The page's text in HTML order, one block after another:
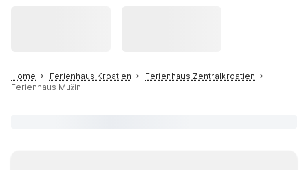
Home Ferienhaus Kroatien
Ferienhaus Zentralkroatien
Ferienhaus Mužini